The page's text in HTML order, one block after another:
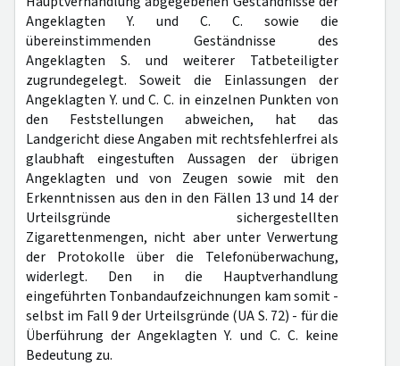
Angeklagten Y. und C. C. sowie die
übereinstimmenden Geständnisse des
Angeklagten S. und weiterer Tatbeteiligter
zugrundegelegt. Soweit die Einlassungen der
Angeklagten Y. und C. C. in einzelnen Punkten von
den Feststellungen abweichen, hat das
Landgericht diese Angaben mit rechtsfehlerfrei als
glaubhaft eingestuften Aussagen der übrigen
Angeklagten und von Zeugen sowie mit den
Erkenntnissen aus den in den Fällen 13 und 14 der
Urteilsgründe sichergestellten
Zigarettenmengen, nicht aber unter Verwertung
der Protokolle über die Telefonüberwachung,
widerlegt. Den in die Hauptverhandlung
eingeführten Tonbandaufzeichnungen kam somit -
selbst im Fall 9 der Urteilsgründe (UA S. 72) - für die
Überführung der Angeklagten Y. und C. C. keine
Bedeutung zu.